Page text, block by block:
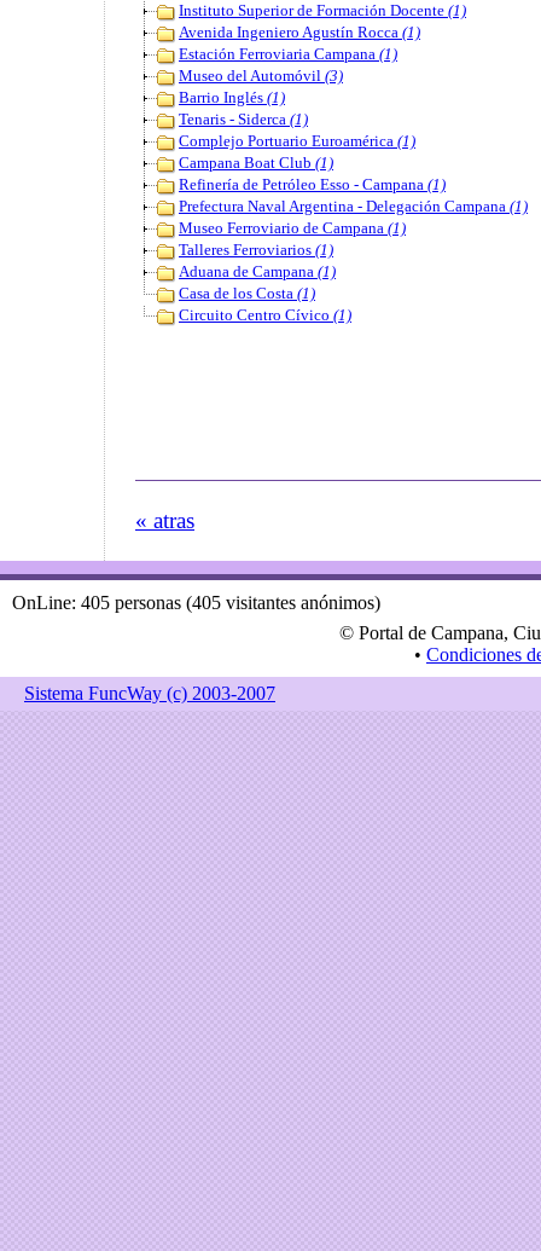
Instituto Superior de Formación Docente (1)
Avenida Ingeniero Agustín Rocca (1)
Estación Ferroviaria Campana (1)
Museo del Automóvil (3)
Barrio Inglés (1)
Tenaris - Siderca (1)
Complejo Portuario Euroamérica (1)
Campana Boat Club (1)
Refinería de Petróleo Esso - Campana (1)
Prefectura Naval Argentina - Delegación Campana (1)
Museo Ferroviario de Campana (1)
Talleres Ferroviarios (1)
Aduana de Campana (1)
Casa de los Costa (1)
Circuito Centro Cívico (1)
« atras
OnLine: 405 personas (405 visitantes anónimos)
© Portal de Campana,
• Condiciones
Sistema FuncWay (c) 2003-2007